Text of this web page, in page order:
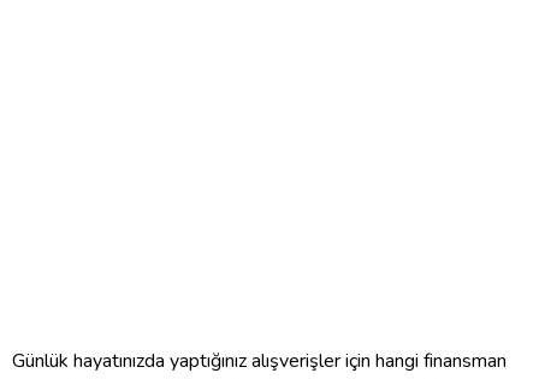
Günlük hayatınızda yaptığınız alışverişler için hangi finansman